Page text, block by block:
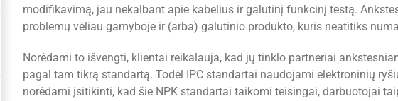
modifikavimą, jau nekalbant apie kabelius ir galutinį funkcinį testą.
problemų vėliau gamyboje ir (arba) galutinio produkto, kuris neatitiks
Norėdami to išvengti, klientai reikalauja, kad jų tinklo partneriai
pagal tam tikrą standartą. Todėl IPC standartai naudojami elektroninių
norėdami įsitikinti, kad šie NPK standartai taikomi teisingai, darbuotojai